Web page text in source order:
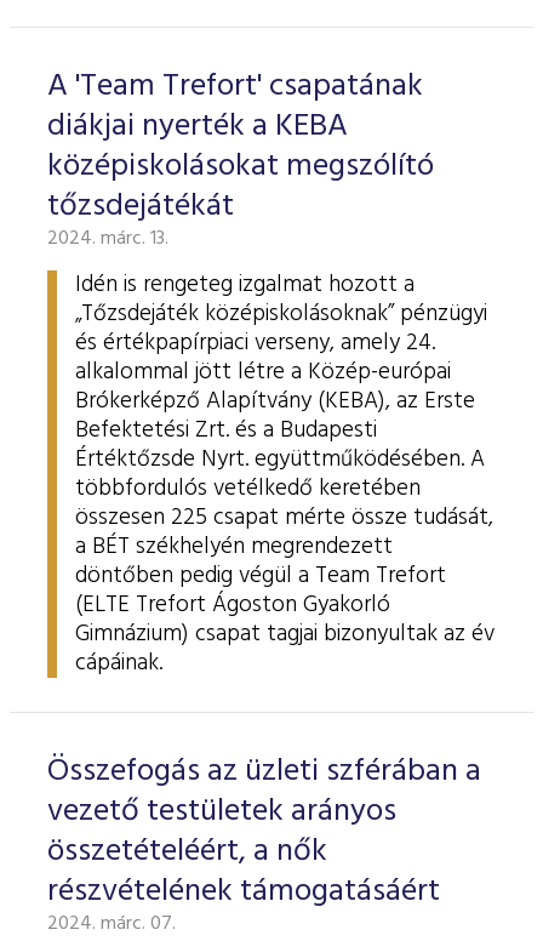
A 'Team Trefort' csapatának
diákjai nyerték a KEBA
középiskolásokat megszólító
tőzsdejátékát
2024. márc. 13.
Idén is rengeteg izgalmat hozott a
„Tőzsdejáték középiskolásoknak” pénzügyi
és értékpapírpiaci verseny, amely 24.
alkalommal jött létre a Közép-európai
Brókerképző Alapítvány (KEBA), az Erste
Befektetési Zrt. és a Budapesti
Értéktőzsde Nyrt. együttműködésében. A
többfordulós vetélkedő keretében
összesen 225 csapat mérte össze tudását,
a BÉT székhelyén megrendezett
döntőben pedig végül a Team Trefort
(ELTE Trefort Ágoston Gyakorló
Gimnázium) csapat tagjai bizonyultak az év
cápáinak.
Összefogás az üzleti szférában a
vezető testületek arányos
összetételéért, a nők
részvételének támogatásáért
2024. márc. 07.